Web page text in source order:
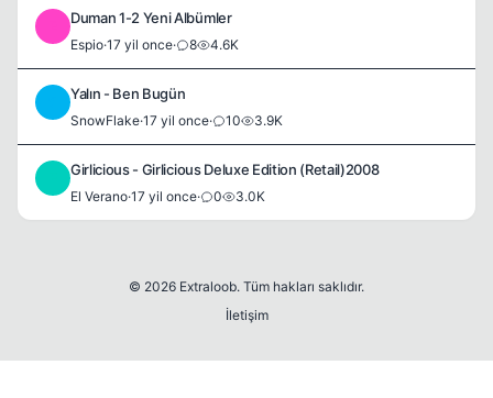
Duman 1-2 Yeni Albümler
Espio·17 yil once· 8 4.6K
Yalın - Ben Bugün
SnowFlake·17 yil once· 10 3.9K
Girlicious - Girlicious Deluxe Edition (Retail)2008
El Verano·17 yil once· 0 3.0K
© 2026 Extraloob. Tüm hakları saklıdır.
İletişim